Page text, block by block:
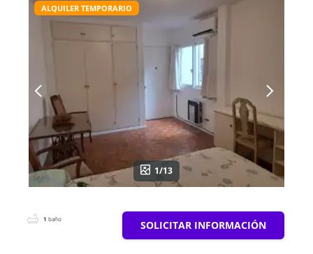
ALQUILER TEMPORARIO
1/13
1 baño SOLICITAR INFORMACIÓN